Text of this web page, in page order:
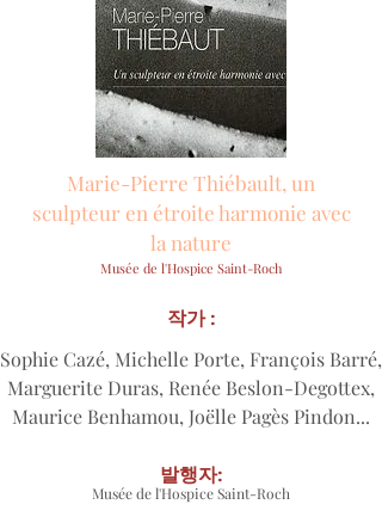
Marie-Pierre Thiébault, un
sculpteur en étroite harmonie avec
la nature
Musée de l'Hospice Saint-Roch
Sophie Cazé, Michelle Porte, François Barré,
Marguerite Duras, Renée Beslon-Degottex,
Maurice Benhamou, Joëlle Pagès Pindon...
작가 :
Musée de l'Hospice Saint-Roch
발행자: